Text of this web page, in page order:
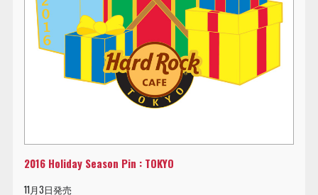
2016 Holiday Season Pin : TOKYO
11月3日発売